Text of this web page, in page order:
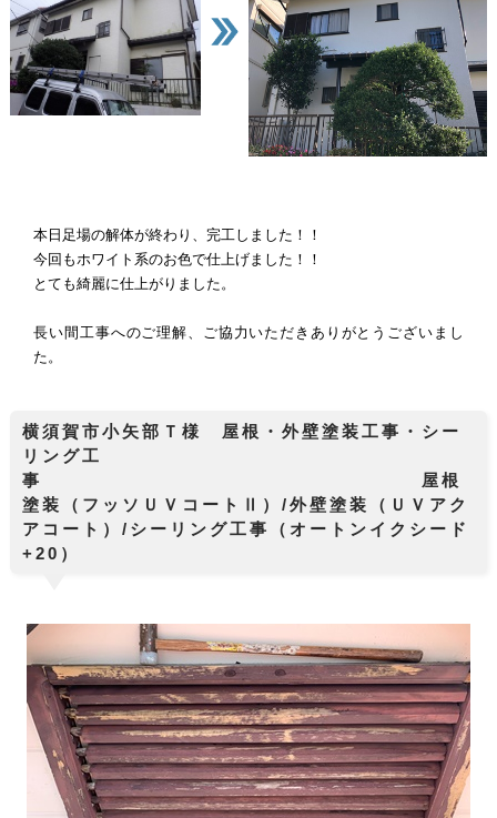
本日足場の解体が終わり、完工しました！！
今回もホワイト系のお色で仕上げました！！
とても綺麗に仕上がりました。
長い間工事へのご理解、ご協力いただきありがとうございまし
た。
横須賀市小矢部Ｔ様 屋根・外壁塗装工事・シー
リング工
事 屋根
塗装（フッソＵＶコートⅡ）/外壁塗装（ＵＶアク
アコート）/シーリング工事（オートンイクシード
+20）